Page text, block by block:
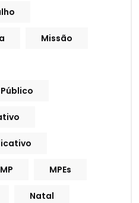
Missão
MP MPEs
Natal